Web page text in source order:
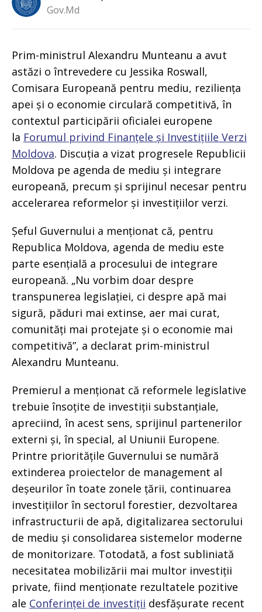
Gov.md
Prim-ministrul Alexandru Munteanu a avut
astăzi o întrevedere cu Jessika Roswall,
Comisara Europeană pentru mediu, reziliența
apei și o economie circulară competitivă, în
contextul participării oficialei europene
la Forumul privind Finanțele și Investițiile Verzi
Moldova. Discuția a vizat progresele Republicii
Moldova pe agenda de mediu și integrare
europeană, precum și sprijinul necesar pentru
accelerarea reformelor și investițiilor verzi.
Șeful Guvernului a menționat că, pentru
Republica Moldova, agenda de mediu este
parte esențială a procesului de integrare
europeană. „Nu vorbim doar despre
transpunerea legislației, ci despre apă mai
sigură, păduri mai extinse, aer mai curat,
comunități mai protejate și o economie mai
competitivă”, a declarat prim-ministrul
Alexandru Munteanu.
Premierul a menționat că reformele legislative
trebuie însoțite de investiții substanțiale,
apreciind, în acest sens, sprijinul partenerilor
externi și, în special, al Uniunii Europene.
Printre prioritățile Guvernului se numără
extinderea proiectelor de management al
deșeurilor în toate zonele țării, continuarea
investițiilor în sectorul forestier, dezvoltarea
infrastructurii de apă, digitalizarea sectorului
de mediu și consolidarea sistemelor moderne
de monitorizare. Totodată, a fost subliniată
necesitatea mobilizării mai multor investiții
private, fiind menționate rezultatele pozitive
ale Conferinței de investiții desfășurate recent